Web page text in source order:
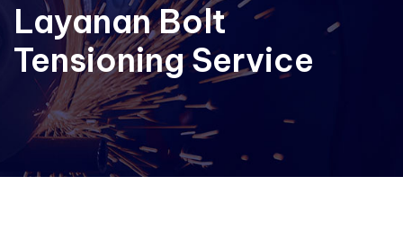
Layanan Bolt
Tensioning Service